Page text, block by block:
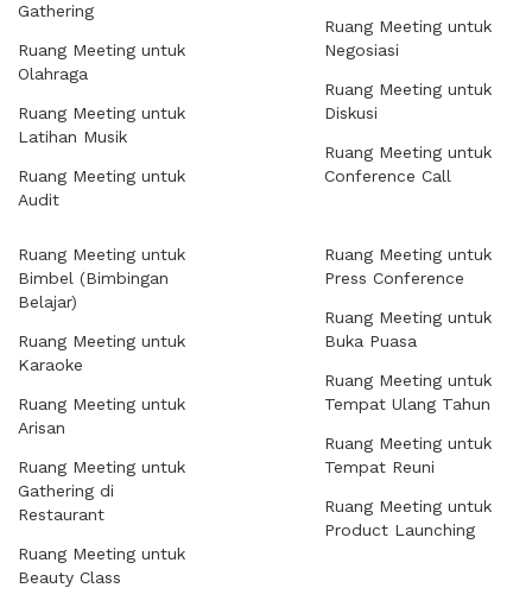
Gathering
Ruang Meeting untuk
Olahraga
Ruang Meeting untuk
Latihan Musik
Ruang Meeting untuk
Audit
Ruang Meeting untuk
Negosiasi
Ruang Meeting untuk
Diskusi
Ruang Meeting untuk
Conference Call
Ruang Meeting untuk
Bimbel (Bimbingan
Belajar)
Ruang Meeting untuk
Karaoke
Ruang Meeting untuk
Arisan
Ruang Meeting untuk
Gathering di
Restaurant
Ruang Meeting untuk
Beauty Class
Ruang Meeting untuk
Press Conference
Ruang Meeting untuk
Buka Puasa
Ruang Meeting untuk
Tempat Ulang Tahun
Ruang Meeting untuk
Tempat Reuni
Ruang Meeting untuk
Product Launching